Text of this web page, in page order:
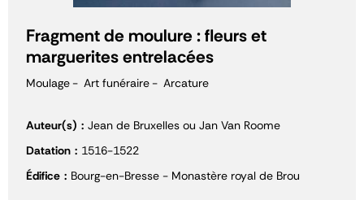
Fragment de moulure : fleurs et
marguerites entrelacées
Moulage Art funéraire Arcature
Auteur(s)
Jean de Bruxelles ou Jan Van Roome
Datation
1516-1522
Édifice
Bourg-en-Bresse - Monastère royal de Brou